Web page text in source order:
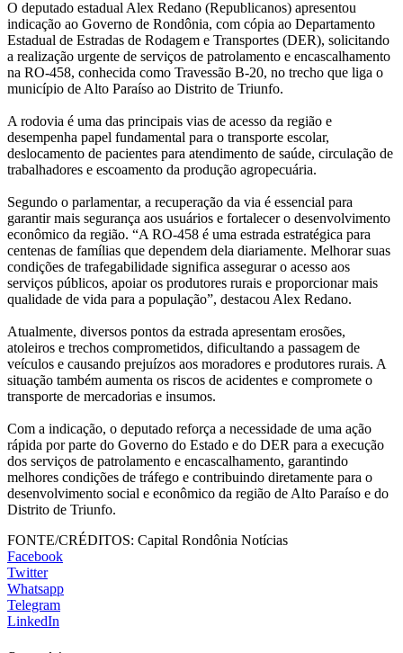
O deputado estadual Alex Redano (Republicanos) apresentou
indicação ao Governo de Rondônia, com cópia ao Departamento
Estadual de Estradas de Rodagem e Transportes (DER), solicitando
a realização urgente de serviços de patrolamento e encascalhamento
na RO-458, conhecida como Travessão B-20, no trecho que liga o
município de Alto Paraíso ao Distrito de Triunfo.
A rodovia é uma das principais vias de acesso da região e
desempenha papel fundamental para o transporte escolar,
deslocamento de pacientes para atendimento de saúde, circulação de
trabalhadores e escoamento da produção agropecuária.
Segundo o parlamentar, a recuperação da via é essencial para
garantir mais segurança aos usuários e fortalecer o desenvolvimento
econômico da região. “A RO-458 é uma estrada estratégica para
centenas de famílias que dependem dela diariamente. Melhorar suas
condições de trafegabilidade significa assegurar o acesso aos
serviços públicos, apoiar os produtores rurais e proporcionar mais
qualidade de vida para a população”, destacou Alex Redano.
Atualmente, diversos pontos da estrada apresentam erosões,
atoleiros e trechos comprometidos, dificultando a passagem de
veículos e causando prejuízos aos moradores e produtores rurais. A
situação também aumenta os riscos de acidentes e compromete o
transporte de mercadorias e insumos.
Com a indicação, o deputado reforça a necessidade de uma ação
rápida por parte do Governo do Estado e do DER para a execução
dos serviços de patrolamento e encascalhamento, garantindo
melhores condições de tráfego e contribuindo diretamente para o
desenvolvimento social e econômico da região de Alto Paraíso e do
Distrito de Triunfo.
FONTE/CRÉDITOS: Capital Rondônia Notícias
Facebook
Twitter
Whatsapp
Telegram
LinkedIn